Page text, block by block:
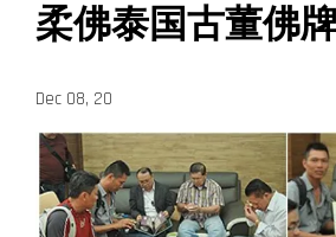
柔佛泰国古董佛
Dec 08, 20